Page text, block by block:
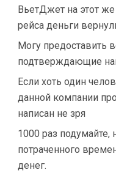
ВьетДжет на этот
рейса деньги
Могу предоставить
подтверждающие
Если хоть один
данной компании
написан не зря
1000 раз
потраченного
денег.